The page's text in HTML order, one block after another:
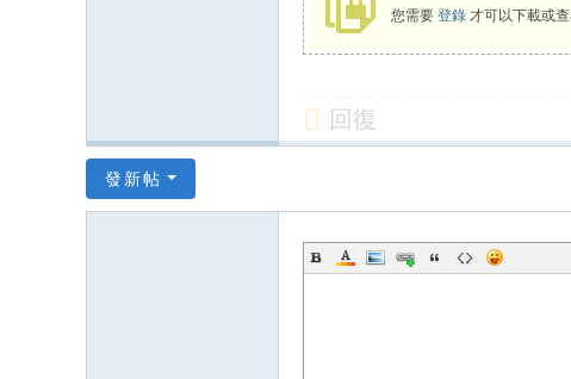
您需要 登錄 才可以下載或
回復
發新帖